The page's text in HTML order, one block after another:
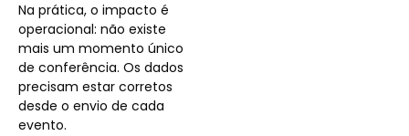
Na prática, o impacto é
operacional: não existe
mais um momento único
de conferência. Os dados
precisam estar corretos
desde o envio de cada
evento.